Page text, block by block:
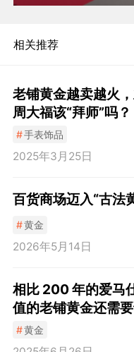
相关推荐
老铺黄金越卖越火
周大福该“拜师”吗？
#手表饰品
2025年3月25日
百货商场迈入“古法
#黄金
2026年5月14日
相比 200 年的爱马
值的老铺黄金还需
#黄金